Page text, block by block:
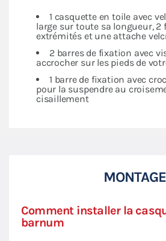
1 casquette en toile avec
large sur toute sa longueur, 2
extrémités et une attache
2 barres de fixation avec
accrocher sur les pieds de
1 barre de fixation avec
pour la suspendre au
cisaillement
MONTAGE
Comment installer la
barnum